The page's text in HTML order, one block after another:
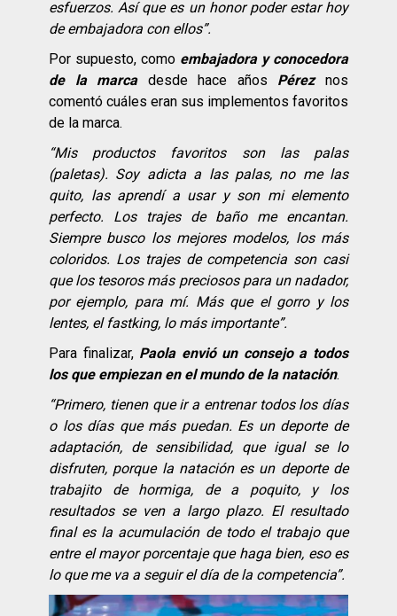
esfuerzos. Asíque es un honor poder estar hoy
de embajadora con ellos”.
Por supuesto, como embajadora y conocedora
de la marcadesde hace años Pérez
nos
comentó cuáles eran sus implementos favoritos
de la marca.
“Mis productos favoritosson las palas
(paletas). Soy adicta a las palas, no me las
quito, las aprendí a usar y son mi elemento
perfecto. Los trajes de baño me encantan.
Siempre busco los mejores modelos, los más
coloridos. Los trajes de competencia son casi
que los tesoros más preciosos para un nadador,
por ejemplo, para mí. Más que el gorro y los
lentes, el fastking, lo más importante”.
Para finalizar, Paola envió un consejo a todos
los que empiezan en el mundo de la natación.
“Primero, tienen que ir a entrenar todos los días
o los días que más puedan. Es un deporte de
adaptación, de sensibilidad, que igual se lo
disfruten, porque la natación es un deporte de
trabajito de hormiga, de a poquito, y los
resultados se ven a largo plazo. El resultado
final es la acumulación de todo el trabajo que
entre el mayor porcentaje que haga bien, eso es
lo que me va a seguir el día de la competencia”.